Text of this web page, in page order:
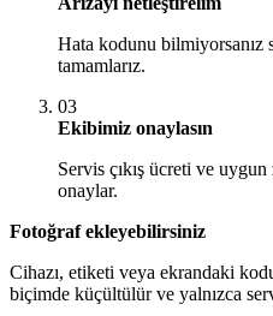
Hata kodunu
tamamlarız.
03
Ekibimiz onaylasın
Servis çıkış ücreti ve
onaylar.
Fotoğraf ekleyebilirsiniz
Cihazı, etiketi veya ekrandaki
biçimde küçültülür ve yalnızca